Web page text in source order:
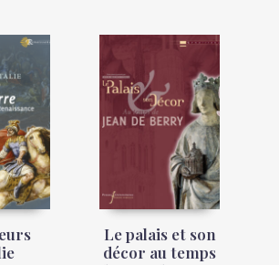
Le palais et son
décor au temps